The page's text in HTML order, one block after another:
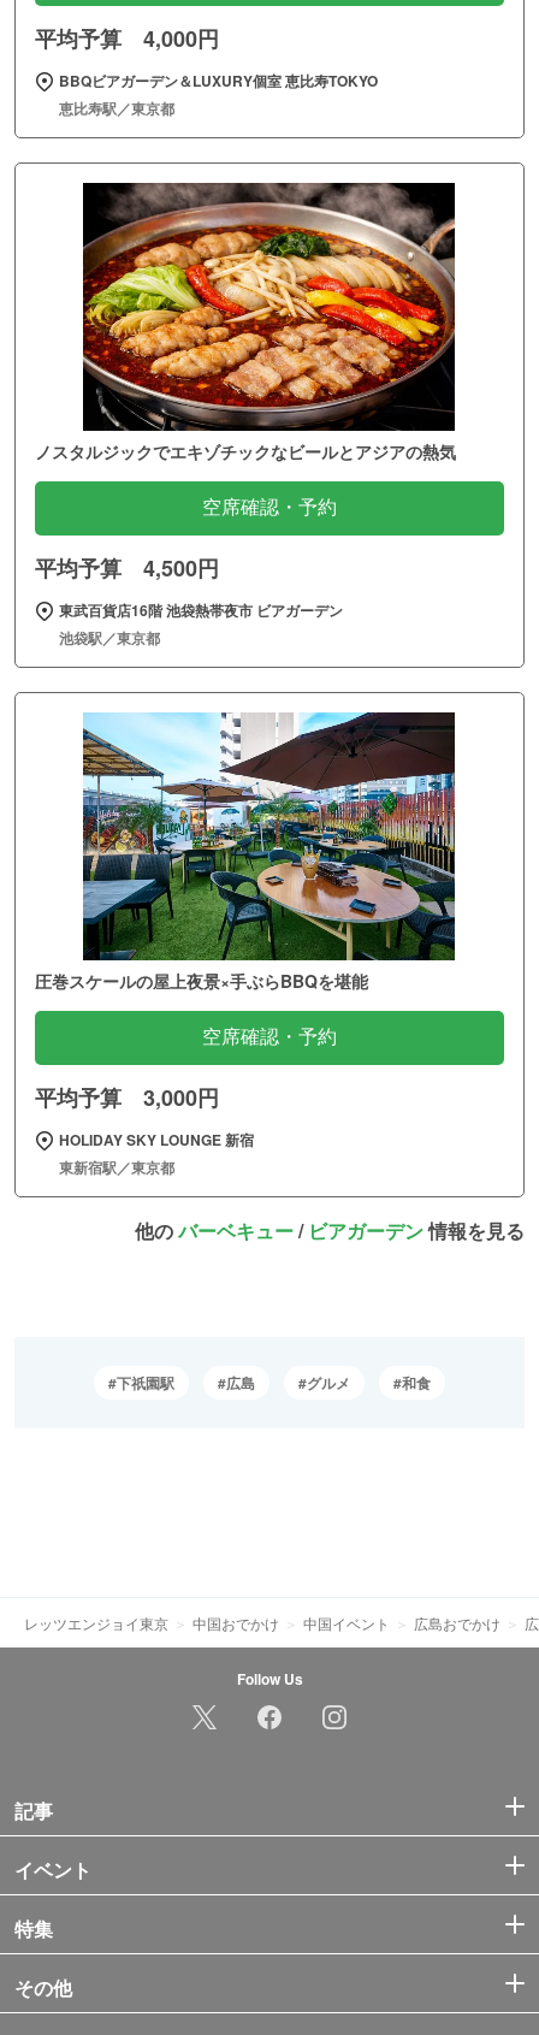
平均予算 4,000円
BBQビアガーデン＆LUXURY個室 恵比寿TOKYO
恵比寿駅／東京都
ノスタルジックでエキゾチックなビールとアジアの熱気
空席確認・予約
平均予算 4,500円
東武百貨店16階 池袋熱帯夜市 ビアガーデン
池袋駅／東京都
圧巻スケールの屋上夜景×手ぶらBBQを堪能
空席確認・予約
平均予算 3,000円
HOLIDAY SKY LOUNGE 新宿
東新宿駅／東京都
他のバーベキュー/ ビアガーデン情報を見る
下祇園駅 広島 グルメ 和食
レッツエンジョイ東京 中国おでかけ 中国イベント 広島おでかけ
Follow Us
記事
イベント
特集
その他